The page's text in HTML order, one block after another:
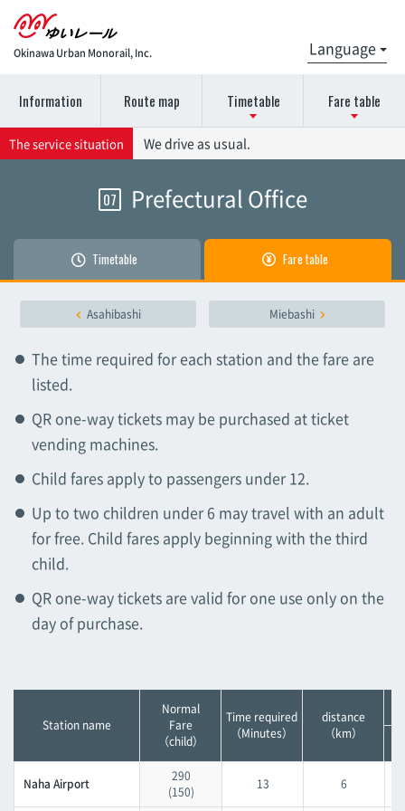
Okinawa Urban Monorail, Inc.
Please select the station name for the timetable details.
Naha Airport
Onoyama Park
Tsubogawa
Asahibashi
Prefectural Office
Asato
Omoromachi
Furujima
Please select the station name for details on the fare
chart.
Akamine
Oroku
Prefectural Office
Miebashi
Asato
Omoromachi
Information Route map Timetable Fare table
The service situation We drive as usual.
07 Prefectural Office
Timetable Fare table
Asahibashi Miebashi
The time required for each station and the fare are
listed.
QR one-way tickets may be purchased at ticket
vending machines.
Child fares apply to passengers under 12.
Up to two children under 6 may travel with an adult
for free. Child fares apply beginning with the third
child.
QR one-way tickets are valid for one use only on the
day of purchase.
Station name
Normal
Fare
（child）
Time required
（Minutes）
distance
（km）
Naha Airport
290
(150)
13 6